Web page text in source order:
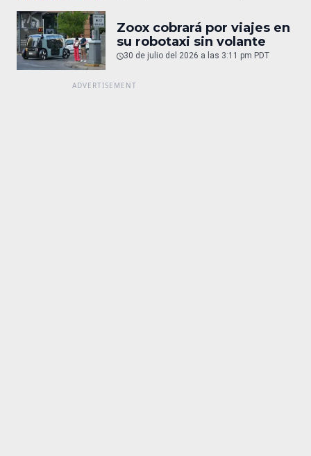
Zoox cobrará por viajes en
su robotaxi sin volante
30 de julio del 2026 a las 3:11 pm PDT